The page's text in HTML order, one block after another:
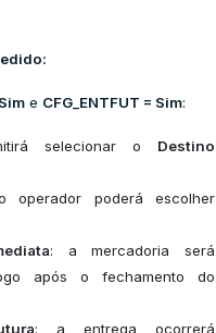
e CFG_ENTFUT = Sim:
selecionar o Destino
operador poderá escolher
: a mercadoria será
após o fechamento do
: a entrega ocorrerá